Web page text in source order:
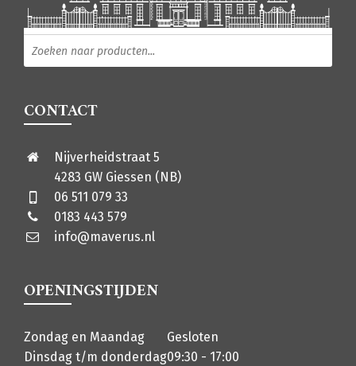
CONTACT
Nijverheidstraat 5
4283 GW Giessen (NB)
06 511 079 33
0183 443 579
info@maverus.nl
OPENINGSTIJDEN
Zondag en Maandag
Gesloten
Dinsdag t/m donderdag09:30 - 17:00